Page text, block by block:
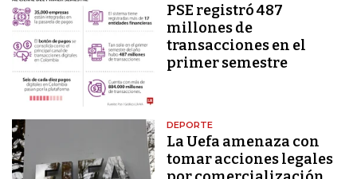
PSE registró 487
millones de
transacciones en el
primer semestre
DEPORTE
La Uefa amenaza con
tomar acciones legales